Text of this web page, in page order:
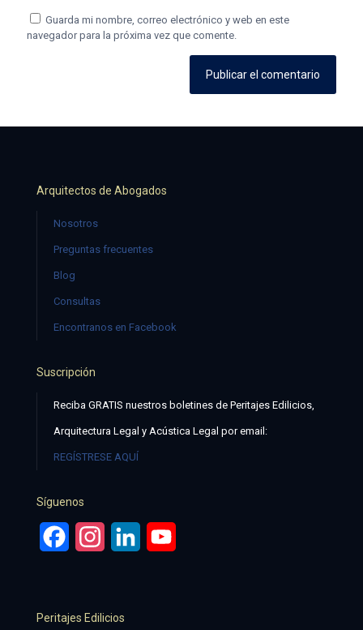
Guarda mi nombre, correo electrónico y web en este
navegador para la próxima vez que comente.
Arquitectos de Abogados
Nosotros
Preguntas frecuentes
Blog
Consultas
Encontranos en Facebook
Suscripción
Reciba GRATIS nuestros boletines de Peritajes Edilicios,
Arquitectura Legal y Acústica Legal por email:
REGÍSTRESE AQUÍ
Síguenos
FacebookInstagramLinkedIn
Peritajes Edilicios